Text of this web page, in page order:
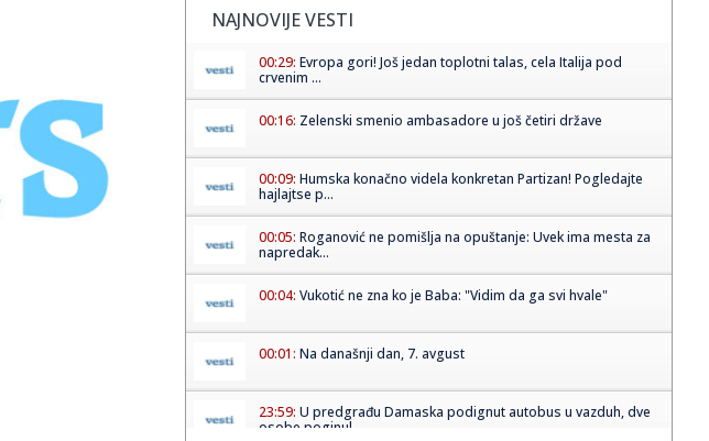
NAJNOVIJE VESTI
00:29: Evropa gori! Još jedan toplotni talas, cela Italija pod
crvenim ...
00:16: Zelenski smenio ambasadore u još četiri države
00:09: Humska konačno videla konkretan Partizan! Pogledajte
hajlajtse p...
00:05: Roganović ne pomišlja na opuštanje: Uvek ima mesta za
napredak...
00:04: Vukotić ne zna ko je Baba: "Vidim da ga svi hvale"
00:01: Na današnji dan, 7. avgust
23:59: U predgrađu Damaska podignut autobus u vazduh, dve
osobe poginul...